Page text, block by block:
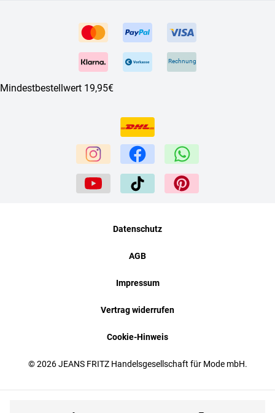
Rechnung
Mindestbestellwert 19,95€
© 2026 JEANS FRITZ Handelsgesellschaft für Mode mbH.
Datenschutz
AGB
Impressum
Vertrag widerrufen
Cookie-Hinweis